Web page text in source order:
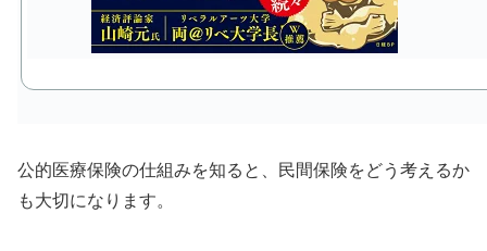
公的医療保険の仕組みを知ると、民間保険をどう考えるか
も大切になります。